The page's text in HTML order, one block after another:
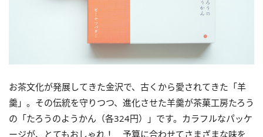
お茶文化が発展してきた金沢で、古くから愛されてきた「羊
羹」。その伝統を守りつつ、進化させた羊羹が茶菓工房たろう
の「たろうのようかん（各324円）」です。カラフルなパッケ
ージが、とてもおしゃれ！ 予算に合わせてさまざまな味を